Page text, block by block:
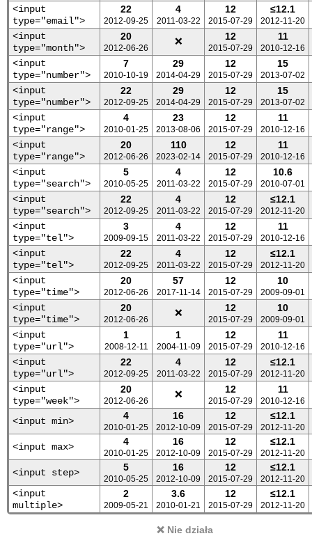
❌ Nie działa
<input
type="email">
22
2012-09-25
4
2011-03-22
12
2015-07-29
≤12.1
2012-11-20
<input
type="month">
20
2012-06-26
❌ 12
2015-07-29
11
2010-12-16
<input
type="number">
7
2010-10-19
29
2014-04-29
12
2015-07-29
15
2013-07-02
<input
type="number">
22
2012-09-25
29
2014-04-29
12
2015-07-29
15
2013-07-02
<input
type="range">
4
2010-01-25
23
2013-08-06
12
2015-07-29
11
2010-12-16
<input
type="range">
20
2012-06-26
110
2023-02-14
12
2015-07-29
11
2010-12-16
<input
type="search">
5
2010-05-25
4
2011-03-22
12
2015-07-29
10.6
2010-07-01
<input
type="search">
22
2012-09-25
4
2011-03-22
12
2015-07-29
≤12.1
2012-11-20
<input
type="tel">
3
2009-09-15
4
2011-03-22
12
2015-07-29
11
2010-12-16
<input
type="tel">
22
2012-09-25
4
2011-03-22
12
2015-07-29
≤12.1
2012-11-20
<input
type="time">
20
2012-06-26
57
2017-11-14
12
2015-07-29
10
2009-09-01
<input
type="time">
20
2012-06-26
❌ 12
2015-07-29
10
2009-09-01
<input
type="url">
1
2008-12-11
1
2004-11-09
12
2015-07-29
11
2010-12-16
<input
type="url">
22
2012-09-25
4
2011-03-22
12
2015-07-29
≤12.1
2012-11-20
<input
type="week">
20
2012-06-26
❌ 12
2015-07-29
11
2010-12-16
<input min> 4
2010-01-25
16
2012-10-09
12
2015-07-29
≤12.1
2012-11-20
<input max> 4
2010-01-25
16
2012-10-09
12
2015-07-29
≤12.1
2012-11-20
<input step> 5
2010-05-25
16
2012-10-09
12
2015-07-29
≤12.1
2012-11-20
<input
multiple>
2
2009-05-21
3.6
2010-01-21
12
2015-07-29
≤12.1
2012-11-20